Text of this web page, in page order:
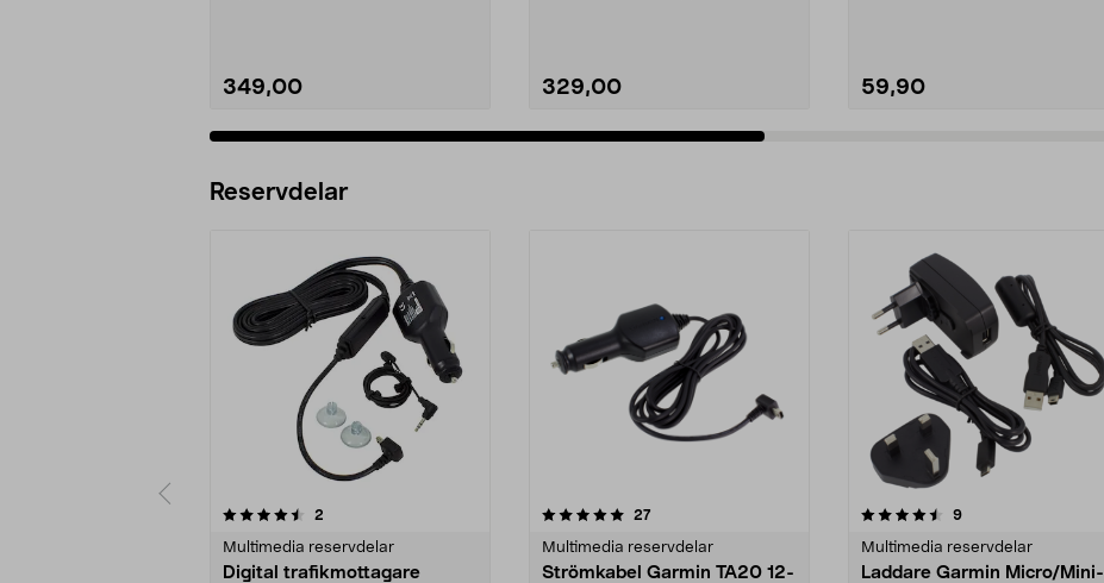
349,00 329,00 59,90
Reservdelar
2
Multimedia reservdelar
Digital trafikmottagare
5.0av 5 stjärnor 27recensioner
Multimedia reservdelar
Strömkabel Garmin TA20 12-
4.5av 5 stjärnor 9recensioner
Multimedia reservdelar
Laddare Garmin Micro/Mini-
0.0av 5 stjärnor